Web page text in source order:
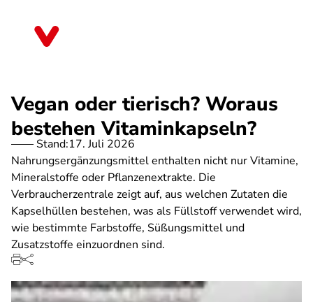
Vegan oder tierisch? Woraus
bestehen Vitaminkapseln?
Stand:17. Juli 2026
Nahrungsergänzungsmittel enthalten nicht nur Vitamine,
Mineralstoffe oder Pflanzenextrakte. Die
Verbraucherzentrale zeigt auf, aus welchen Zutaten die
Kapselhüllen bestehen, was als Füllstoff verwendet wird,
wie bestimmte Farbstoffe, Süßungsmittel und
Zusatzstoffe einzuordnen sind.